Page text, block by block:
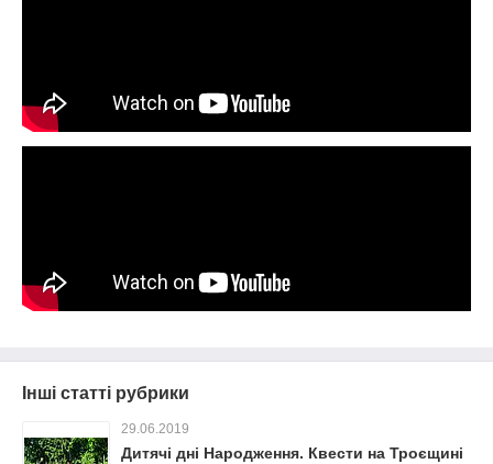
Інші статті рубрики
29.06.2019
Дитячі дні Народження. Квести на Троєщині